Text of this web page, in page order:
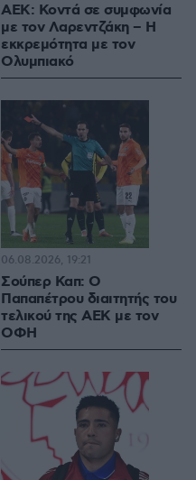
ΑΕΚ: Κοντά σε συμφωνία
με τον Λαρεντζάκη – Η
εκκρεμότητα με τον
Ολυμπιακό
Σούπερ Καπ: Ο
Παπαπέτρου διαιτητής του
τελικού της ΑΕΚ με τον
ΟΦΗ
06.08.2026, 19:21